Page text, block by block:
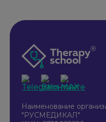
Наименование
"РУСМЕДИКАЛ"